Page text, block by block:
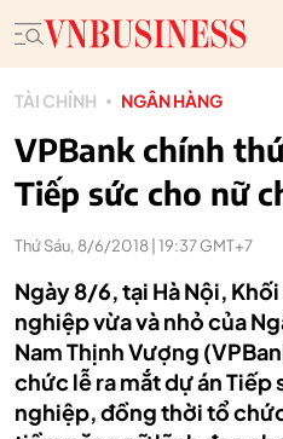
TÀI CHÍNH NGÂN HÀNG
VPBank chính
Tiếp sức cho nữ
Thứ Sáu, 8/6/2018 | 19:37 GMT+7
Ngày 8/6, tại Hà Nội,
nghiệp vừa và nhỏ của
Nam Thịnh Vượng
chức lễ ra mắt dự án
nghiệp, đồng thời tổ